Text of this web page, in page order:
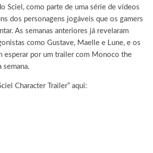
Sciel, como parte de uma série de vídeos
dos personagens jogáveis ​​que os gamers
As semanas anteriores já revelaram
como Gustave, Maelle e Lune, e os
esperar por um trailer com Monoco the
semana.
Character Trailer” aqui: